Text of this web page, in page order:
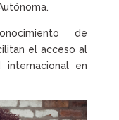
de
el acceso al
en